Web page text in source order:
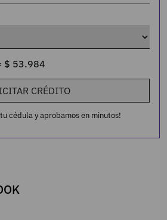
$ 53.984
CRÉDITO
cédula y aprobamos en minutos!